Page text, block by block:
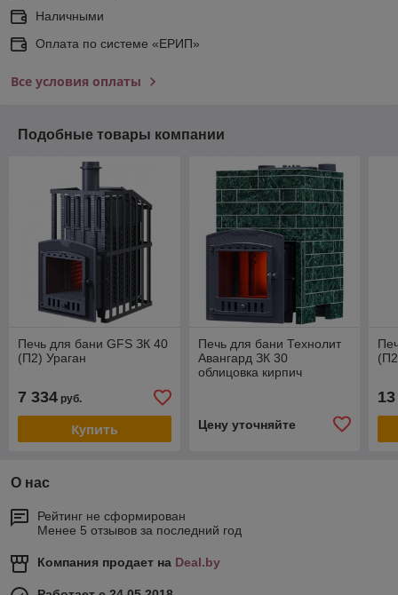
Наличными
Оплата по системе «ЕРИП»
Все условия оплаты
Подобные товары компании
Печь для бани GFS ЗК 40
(П2) Ураган
7 334 руб.
Купить
Печь для бани Технолит
Авангард ЗК 30
облицовка кирпич
Цену уточняйте
О нас
Рейтинг не сформирован
Менее 5 отзывов за последний год
Компания продает на Deal.by